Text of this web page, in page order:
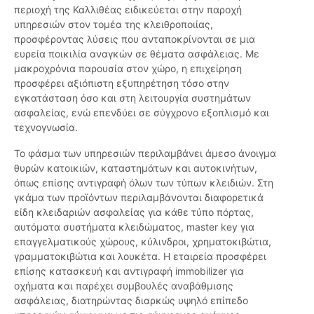
περιοχή της Καλλιθέας ειδικεύεται στην παροχή
υπηρεσιών στον τομέα της κλειθροποιίας,
προσφέροντας λύσεις που ανταποκρίνονται σε μια
ευρεία ποικιλία αναγκών σε θέματα ασφάλειας. Με
μακροχρόνια παρουσία στον χώρο, η επιχείρηση
προσφέρει αξιόπιστη εξυπηρέτηση τόσο στην
εγκατάσταση όσο και στη λειτουργία συστημάτων
ασφαλείας, ενώ επενδύει σε σύγχρονο εξοπλισμό και
τεχνογνωσία.
Το φάσμα των υπηρεσιών περιλαμβάνει άμεσο άνοιγμα
θυρών κατοικιών, καταστημάτων και αυτοκινήτων,
όπως επίσης αντιγραφή όλων των τύπων κλειδιών. Στη
γκάμα των προϊόντων περιλαμβάνονται διαφορετικά
είδη κλειδαριών ασφαλείας για κάθε τύπο πόρτας,
αυτόματα συστήματα κλειδώματος, master key για
επαγγελματικούς χώρους, κύλινδροι, χρηματοκιβώτια,
γραμματοκιβώτια και λουκέτα. Η εταιρεία προσφέρει
επίσης κατασκευή και αντιγραφή immobilizer για
οχήματα και παρέχει συμβουλές αναβάθμισης
ασφάλειας, διατηρώντας διαρκώς υψηλό επίπεδο